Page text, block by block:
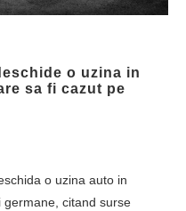
o uzina in
sa fi cazut pe
o uzina auto in
germane, citand surse